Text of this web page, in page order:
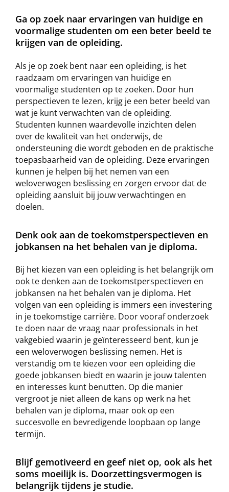
Ga op zoek naar ervaringen van huidige en
voormalige studenten om een beter beeld te
krijgen van de opleiding.
Als je op zoek bent naar een opleiding, is het
raadzaam om ervaringen van huidige en
voormalige studenten op te zoeken. Door hun
perspectieven te lezen, krijg je een beter beeld van
wat je kunt verwachten van de opleiding.
Studenten kunnen waardevolle inzichten delen
over de kwaliteit van het onderwijs, de
ondersteuning die wordt geboden en de praktische
toepasbaarheid van de opleiding. Deze ervaringen
kunnen je helpen bij het nemen van een
weloverwogen beslissing en zorgen ervoor dat de
opleiding aansluit bij jouw verwachtingen en
doelen.
Denk ook aan de toekomstperspectieven en
jobkansen na het behalen van je diploma.
Bij het kiezen van een opleiding is het belangrijk om
ook te denken aan de toekomstperspectieven en
jobkansen na het behalen van je diploma. Het
volgen van een opleiding is immers een investering
in je toekomstige carrière. Door vooraf onderzoek
te doen naar de vraag naar professionals in het
vakgebied waarin je geïnteresseerd bent, kun je
een weloverwogen beslissing nemen. Het is
verstandig om te kiezen voor een opleiding die
goede jobkansen biedt en waarin je jouw talenten
en interesses kunt benutten. Op die manier
vergroot je niet alleen de kans op werk na het
behalen van je diploma, maar ook op een
succesvolle en bevredigende loopbaan op lange
termijn.
Blijf gemotiveerd en geef niet op, ook als het
soms moeilijk is. Doorzettingsvermogen is
belangrijk tijdens je studie.